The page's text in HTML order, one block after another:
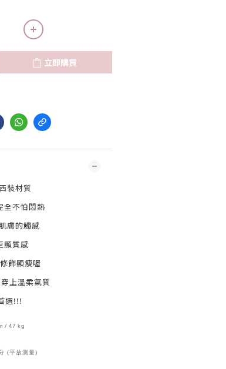
立即購買
裝材質
全不怕悶熱
膚的觸感
顯質感
飾顯瘦喔
上溫柔氣質
選!!!
/ 47 kg
(平放測量)